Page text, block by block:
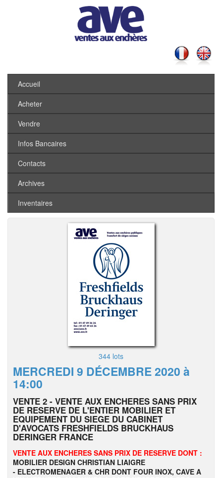
Accueil
Acheter
Vendre
Infos Bancaires
Contacts
Archives
Inventaires
344 lots
MERCREDI 9 DÉCEMBRE 2020 à
14:00
VENTE 2 - VENTE AUX ENCHERES SANS PRIX
DE RESERVE DE L'ENTIER MOBILIER ET
EQUIPEMENT DU SIEGE DU CABINET
D'AVOCATS FRESHFIELDS BRUCKHAUS
DERINGER FRANCE
VENTE AUX ENCHERES SANS PRIX DE RESERVE DONT :
MOBILIER DESIGN CHRISTIAN LIAIGRE
- ELECTROMENAGER & CHR DONT FOUR INOX, CAVE A